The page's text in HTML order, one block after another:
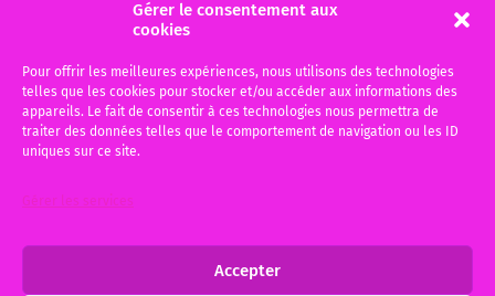
Gérer le consentement aux
cookies
Pour offrir les meilleures expériences, nous utilisons des technologies
telles que les cookies pour stocker et/ou accéder aux informations des
appareils. Le fait de consentir à ces technologies nous permettra de
traiter des données telles que le comportement de navigation ou les ID
uniques sur ce site.
Gérer les services
Accepter
recueil des données personnelles en cliquant
l'accepte